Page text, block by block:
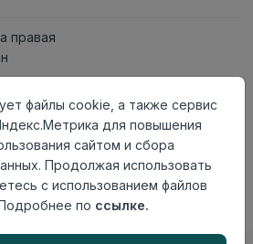
правая
товара может отличаться от
настоящем сайте. Проверяйте
характеристик и комплектации
товара.
файлы cookie, а также сервис
для повышения
сайтом и сбора
Продолжая использовать
с использованием файлов
по ссылке.